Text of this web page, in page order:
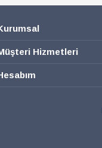
Hizmetleri